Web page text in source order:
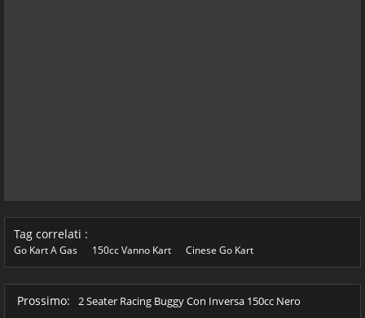
Tag correlati :
Go Kart A Gas 150cc Vanno Kart Cinese Go Kart
Prossimo: 2 Seater Racing Buggy Con Inversa 150cc Nero